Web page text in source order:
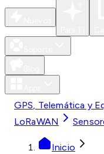
GPS, Telemática y
LoRaWAN
Inicio